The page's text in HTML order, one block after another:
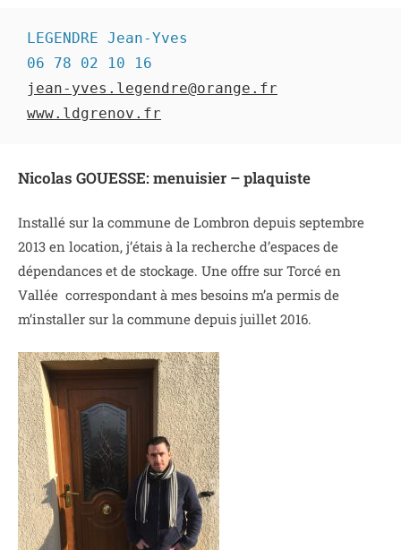
LEGENDRE Jean-Yves
jean-yves.legendre@orange.fr
Nicolas GOUESSE: menuisier – plaquiste
Installé sur la commune de Lombron depuis septembre
2013 en location, j’étais à la recherche d’espaces de
dépendances et de stockage. Une offre sur Torcé en
Vallée correspondant à mes besoins m’a permis de
m’installer sur la commune depuis juillet 2016.